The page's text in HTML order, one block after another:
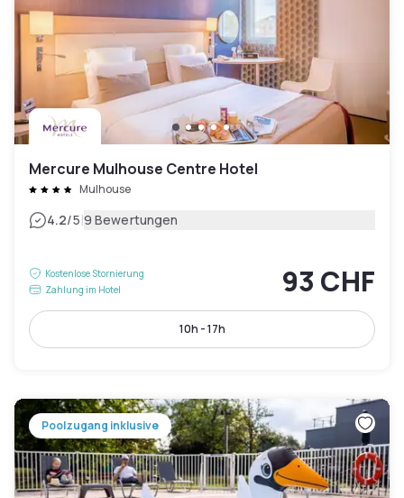
Mercure Mulhouse Centre Hotel
Mulhouse
4.2/5|9 Bewertungen
Kostenlose Stornierung
Zahlung im Hotel
93 CHF
10h - 17h
Poolzugang inklusive